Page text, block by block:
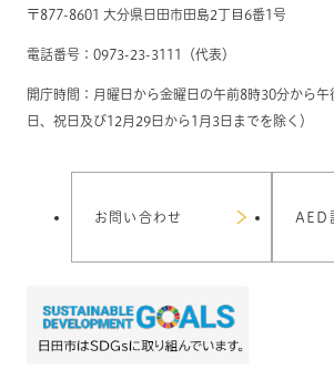
〒877-8601 大分県日田市田島2丁目6番1号
電話番号：0973-23-3111（代表）
開庁時間：月曜日から金曜日の午前8時30分から
日、祝日及び12月29日から1月3日までを除く）
お問い合わせ AED